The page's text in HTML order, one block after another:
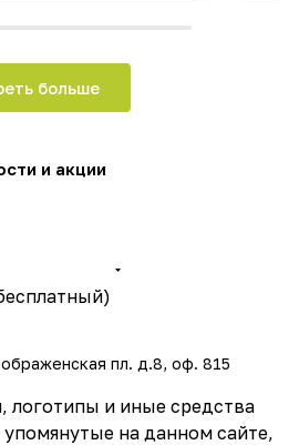
больше
и акции
пл. д.8, оф. 815
логотипы и иные средства
на данном сайте,